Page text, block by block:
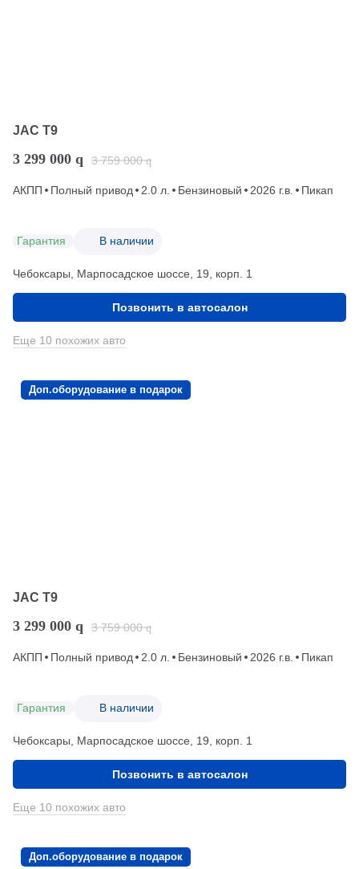
JAC T9
3 299 000 q 3 759 000 q
АКПП Полный привод 2.0 л. Бензиновый 2026 г.в. Пикап
Гарантия В наличии
Чебоксары, Марпосадское шоссе, 19, корп. 1
Позвонить в автосалон
Еще 10 похожих авто
Доп.оборудование в подарок
JAC T9
3 299 000 q 3 759 000 q
АКПП Полный привод 2.0 л. Бензиновый 2026 г.в. Пикап
Гарантия В наличии
Чебоксары, Марпосадское шоссе, 19, корп. 1
Позвонить в автосалон
Еще 10 похожих авто
Доп.оборудование в подарок